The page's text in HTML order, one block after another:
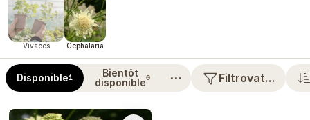
Vivaces Céphalaria
Disponible1
Bientôt
disponible0 ⋯ Filtrovat…